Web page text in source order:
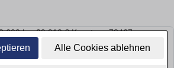
Alle Cookies ablehnen